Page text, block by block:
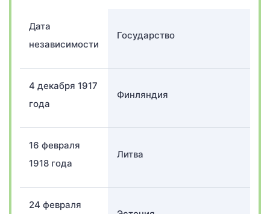
Дата
независимости
Государство
4 декабря 1917
года
Финляндия
16 февраля
1918 года
Литва
24 февраля